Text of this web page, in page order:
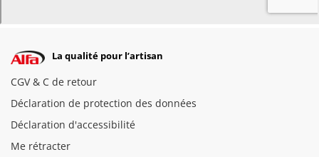
La qualité pour l’artisan
CGV & C de retour
Déclaration de protection des données
Déclaration d'accessibilité
Me rétracter